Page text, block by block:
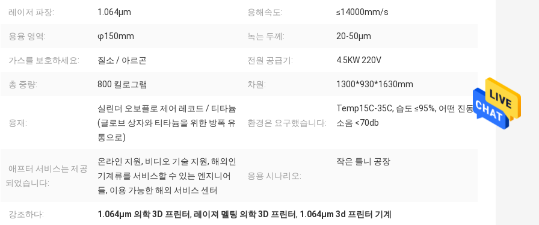
레이저 파장: 1.064μm 용해속도: ≤14000mm/s
용융 영역: φ150mm 녹는 두께: 20-50μm
가스를 보호하세요: 질소 / 아르곤 전원 공급기: 4.5KW 220V
총 중량: 800 킬로그램 차원: 1300*930*1630mm
융재:
실린더 오보플로 제어 레코드 / 티타늄
(글로브 상자와 티타늄을 위한 방폭 유
통으로)
환경은 요구했습니다:
Temp15C-35C, 습도 ≤95%, 어떤 진동,
소음 <70db
애프터 서비스는 제공
되었습니다:
온라인 지원, 비디오 기술 지원, 해외인
기계류를 서비스할 수 있는 엔지니어
들, 이용 가능한 해외 서비스 센터
응용 시나리오:
작은 틀니 공장
강조하다: 1.064μm 의학 3D 프린터, 레이져 멜팅 의학 3D 프린터, 1.064μm 3d 프린터 기계